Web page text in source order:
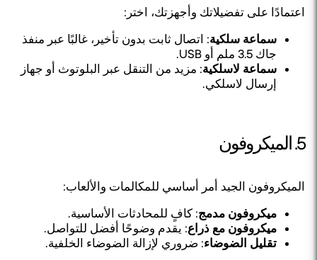
اعتمادًا على تفضيلاتك وأجهزتك، اختر:
سماعة سلكية: اتصال ثابت بدون تأخير، غالبًا عبر منفذ
جاك 3.5 ملم أو USB.
سماعة لاسلكية: مزيد من التنقل عبر البلوتوث أو جهاز
إرسال لاسلكي.
5. الميكروفون
الميكروفون الجيد أمر أساسي للمكالمات والألعاب:
ميكروفون مدمج: كافٍ للمحادثات الأساسية.
ميكروفون مع ذراع: يقدم وضوحًا أفضل للتواصل.
تقليل الضوضاء: ضروري لإزالة الضوضاء الخلفية.